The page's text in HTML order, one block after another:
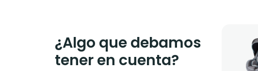
¿Algo que debamos
tener en cuenta?